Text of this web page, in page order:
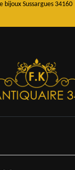
bijoux Sussargues 34160